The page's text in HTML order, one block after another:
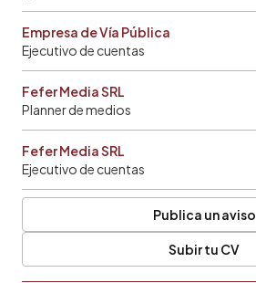
Empresa de Vía Pública
Ejecutivo de cuentas
Fefer Media SRL
Planner de medios
Fefer Media SRL
Ejecutivo de cuentas
Publica un aviso
Subir tu CV